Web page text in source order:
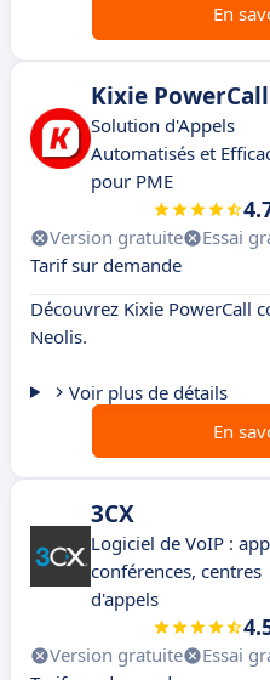
En
Kixie PowerCall
Solution d'Appels
Automatisés et
pour PME
Version gratuite Essai
Tarif sur demande
Découvrez Kixie PowerCall
Neolis.
Voir plus de détails
En
3CX
Logiciel de VoIP :
conférences, centres
d'appels
Version gratuite Essai